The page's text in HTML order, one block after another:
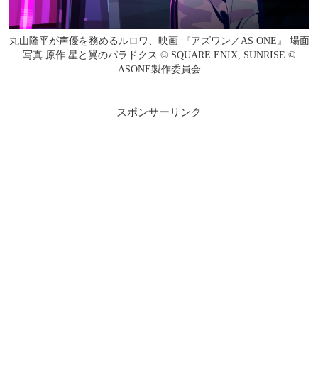
丸山隆平が声優を務めるルロワ、映画 『アズワン／AS ONE』 場面
写真 原作 星と翼のパラドクス © SQUARE ENIX, SUNRISE ©
ASONE製作委員会
スポンサーリンク